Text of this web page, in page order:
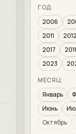
ГОД:
2006
2011
2012
2017
2023
МЕСЯЦ:
Январь
Июнь
Октябрь